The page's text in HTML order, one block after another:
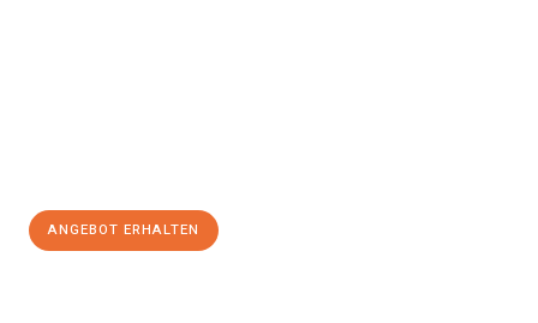
ANGEBOT ERHALTEN